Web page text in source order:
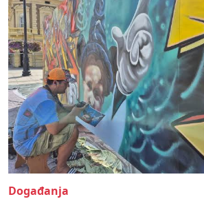
Događanja